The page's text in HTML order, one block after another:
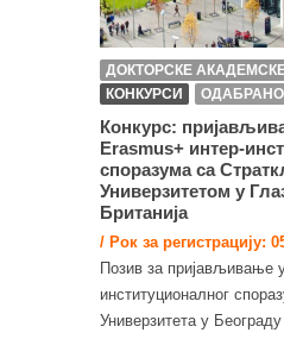
ДОКТОРСКЕ
КОНКУРСИ
ОДАБРАНО
Конкурс:
Erasmus+ интер-
споразума са
Универзитетом у
Британија
/ Рок за регистрацију:
Позив за пријављивање
институционалног
Универзитета у